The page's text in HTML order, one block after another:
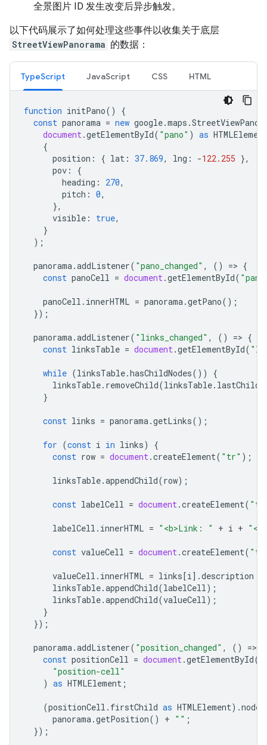
全景图片 ID 发生改变后异步触发。
以下代码展示了如何处理这些事件以收集关于底层
StreetViewPanorama 的数据：
TypeScript JavaScript CSS HTML
function initPano()
{
const panorama = new google.maps .
document.getElementById( "pano" ) as HTMLElement
{
position : { lat : 37.869, lng : -122.255 },
pov :
{
heading : 270,
pitch : 0,
},
visible : true,
}
);
panorama.addListener( "pano_changed" , () => {
const panoCell = document.getElementById(
panoCell . innerHTML = panorama.getPano();
});
panorama.addListener( "links_changed" , () => {
const linksTable = document.getElementById(
while (linksTable.hasChildNodes())
{
linksTable. removeChild(linksTable. lastChild
}
const links = panorama.getLinks();
for (const i in links)
{
const row = document.createElement( "tr" );
linksTable.appendChild(row);
const labelCell = document.createElement(
labelCell . innerHTML = "<b>Link: " + i + "</
const valueCell = document.createElement(
valueCell . innerHTML = links[i].description
linksTable.appendChild(labelCell);
linksTable.appendChild(valueCell);
}
});
panorama.addListener( "position_changed" , () =>
const positionCell = document.getElementById(
"position-cell"
) as HTMLElement ;
(positionCell . firstChild as HTMLElement).
panorama.getPosition() + "" ;
});